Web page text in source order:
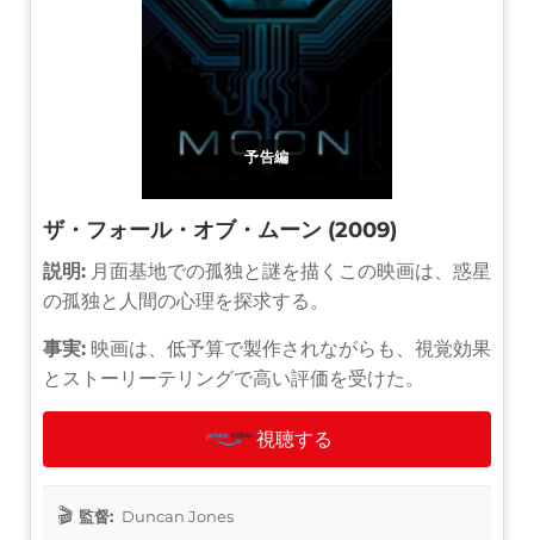
予告編
ザ・フォール・オブ・ムーン (2009)
説明: 月面基地での孤独と謎を描くこの映画は、惑星
の孤独と人間の心理を探求する。
事実: 映画は、低予算で製作されながらも、視覚効果
とストーリーテリングで高い評価を受けた。
視聴する
監督: Duncan Jones